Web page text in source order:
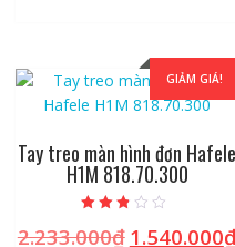
GIẢM GIÁ!
Tay treo màn hình đơn Hafele
H1M 818.70.300
xếp
2.233.000₫ Giá
1.540.000